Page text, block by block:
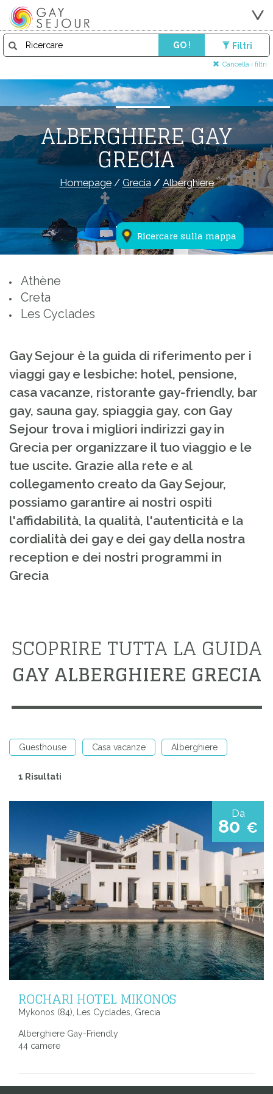
GO ! Filtri
Cancella i filtri
Ricercare sulla mappa
ALBERGHIERE GAY
GRECIA
Homepage/ Grecia/ Alberghiere
Athène
Creta
Les Cyclades
Gay Sejour è la guida di riferimento per i
viaggi gay e lesbiche: hotel, pensione,
casa vacanze, ristorante gay-friendly, bar
gay, sauna gay, spiaggia gay, con Gay
Sejour trova i migliori indirizzi gay in
Grecia per organizzare il tuo viaggio e le
tue uscite. Grazie alla rete e al
collegamento creato da Gay Sejour,
possiamo garantire ai nostri ospiti
l'affidabilità, la qualità, l'autenticità e la
cordialità dei gay e dei gay della nostra
reception e dei nostri programmi in
Grecia
SCOPRIRE TUTTA LA GUIDA
GAY ALBERGHIERE GRECIA
Guesthouse Casa vacanze Alberghiere
1 Risultati
Da
80 €
ROCHARI HOTEL MIKONOS
Mykonos (84), Les Cyclades, Grecia
Alberghiere Gay-Friendly
44 camere